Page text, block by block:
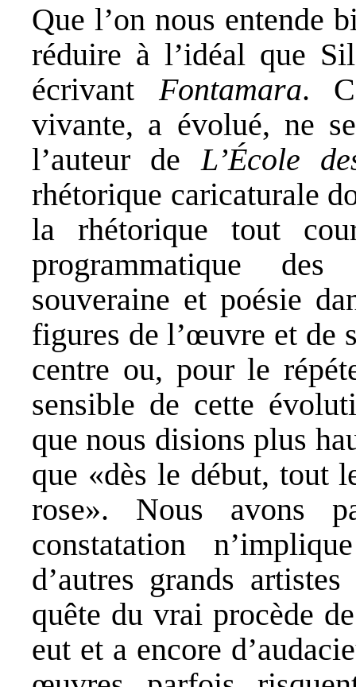
Que l’on nous entende
réduire à l’idéal que
écrivant Fontamara.
vivante, a évolué, ne
l’auteur de L’École
rhétorique caricaturale
la rhétorique tout
programmatique
souveraine et poésie
figures de l’œuvre et de
centre ou, pour le
sensible de cette
que nous disions plus
que «dès le début, tout
rose». Nous avons
constatation
d’autres grands
quête du vrai procède
eut et a encore